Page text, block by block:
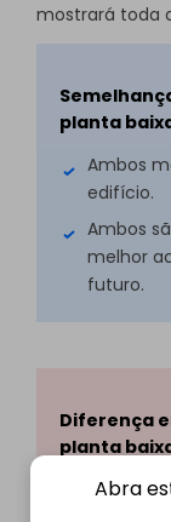
mostrará toda
planta
Ambos
edifício.
Ambos
melhor
futuro.
Diferença
planta
Abra